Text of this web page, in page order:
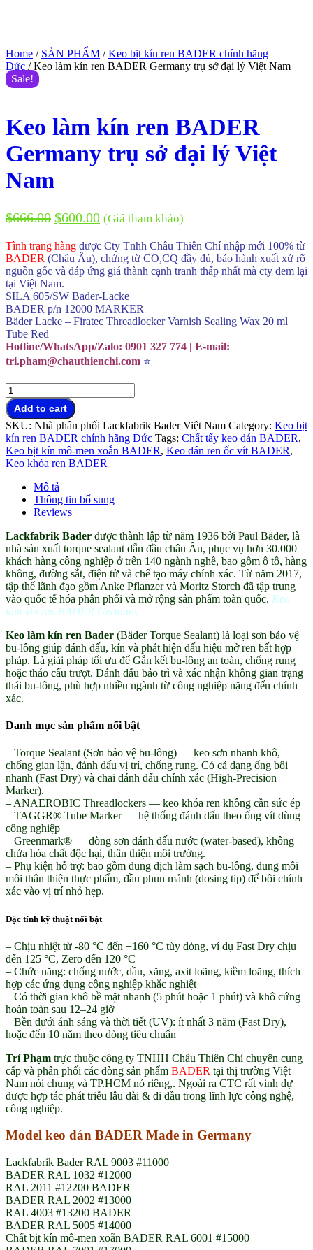
Home / SẢN PHẨM /Keo bịt kín ren BADER chính hãng
Đức / Keo làm kín ren BADER Germany trụ sở đại lý Việt Nam
Sale!
Keo làm kín ren BADER
Germany trụ sở đại lý Việt
Nam
$666.00 $600.00 (Giá tham khảo)
Tình trạng hàng được Cty Tnhh Châu Thiên Chí nhập mới 100% từ
BADER (Châu Âu), chứng từ CO,CQ đầy đủ, bảo hành xuất xứ rõ
nguồn gốc và đáp ứng giá thành cạnh tranh thấp nhất mà cty đem lại
tại Việt Nam.
SILA 605/SW Bader-Lacke
BADER p/n 12000 MARKER
Bäder Lacke – Firatec Threadlocker Varnish Sealing Wax 20 ml
Tube Red
Hotline/WhatsApp/Zalo: 0901 327 774 | E-mail:
tri.pham@chauthienchi.com ⭐
Keo
làm
kín
ren
BADER
Germany
trụ
Việt
quantity
Add to cart
SKU: Nhà phân phối Lackfabrik Bader Việt Nam Category: Keo bịt
kín ren BADER chính hãng Đức Tags: Chất tẩy keo dán BADER,
Keo bịt kín mô-men xoắn BADER, Keo dán ren ốc vít BADER,
Keo khóa ren BADER
Mô tả
Thông tin bổ sung
Reviews
Lackfabrik Bader được thành lập từ năm 1936 bởi Paul Bäder, là
nhà sản xuất torque sealant dẫn đầu châu Âu, phục vụ hơn 30.000
khách hàng công nghiệp ở trên 140 ngành nghề, bao gồm ô tô, hàng
không, đường sắt, điện tử và chế tạo máy chính xác. Từ năm 2017,
tập thể lãnh đạo gồm Anke Pflanzer và Moritz Storch đã tập trung
vào quốc tế hóa phân phối và mở rộng sản phẩm toàn quốc. Keo
làm kín ren BADER Germany
Keo làm kín ren Bader (Bäder Torque Sealant) là loại sơn bảo vệ
bu-lông giúp đánh dấu, kín và phát hiện dấu hiệu mở ren bất hợp
pháp. Là giải pháp tối ưu để Gắn kết bu-lông an toàn, chống rung
hoặc tháo cẩu trượt. Đánh dấu bảo trì và xác nhận không gian trạng
thái bu-lông, phù hợp nhiều ngành từ công nghiệp nặng đến chính
xác.
Danh mục sản phẩm nổi bật
– Torque Sealant (Sơn bảo vệ bu-lông) — keo sơn nhanh khô,
chống gian lận, đánh dấu vị trí, chống rung. Có cả dạng ống bôi
nhanh (Fast Dry) và chai đánh dấu chính xác (High-Precision
Marker).
– ANAEROBIC Threadlockers — keo khóa ren không cần sức ép
– TAGGR® Tube Marker — hệ thống đánh dấu theo ống vít dùng
công nghiệp
– Greenmark® — dòng sơn đánh dấu nước (water-based), không
chứa hóa chất độc hại, thân thiện môi trường.
– Phụ kiện hỗ trợ: bao gồm dung dịch làm sạch bu-lông, dung môi
môi thân thiện thực phẩm, đầu phun mảnh (dosing tip) để bôi chính
xác vào vị trí nhỏ hẹp.
Đặc tính kỹ thuật nổi bật
– Chịu nhiệt từ -80 °C đến +160 °C tùy dòng, ví dụ Fast Dry chịu
đến 125 °C, Zero đến 120 °C
– Chức năng: chống nước, dầu, xăng, axit loãng, kiềm loãng, thích
hợp các ứng dụng công nghiệp khắc nghiệt
– Có thời gian khô bề mặt nhanh (5 phút hoặc 1 phút) và khô cứng
hoàn toàn sau 12–24 giờ
– Bền dưới ánh sáng và thời tiết (UV): ít nhất 3 năm (Fast Dry),
hoặc đến 10 năm theo dòng tiêu chuẩn
Trí Phạm trực thuộc công ty TNHH Châu Thiên Chí chuyên cung
cấp và phân phối các dòng sản phẩm BADER tại thị trường Việt
Nam nói chung và TP.HCM nó riêng,. Ngoài ra CTC rất vinh dự
được hợp tác phát triểu lâu dài & đi đầu trong lĩnh lực công nghệ,
công nghiệp.
Model keo dán BADER Made in Germany
Lackfabrik Bader RAL 9003 #11000
BADER RAL 1032 #12000
RAL 2011 #12200 BADER
BADER RAL 2002 #13000
RAL 4003 #13200 BADER
BADER RAL 5005 #14000
Chất bịt kín mô-men xoắn BADER RAL 6001 #15000